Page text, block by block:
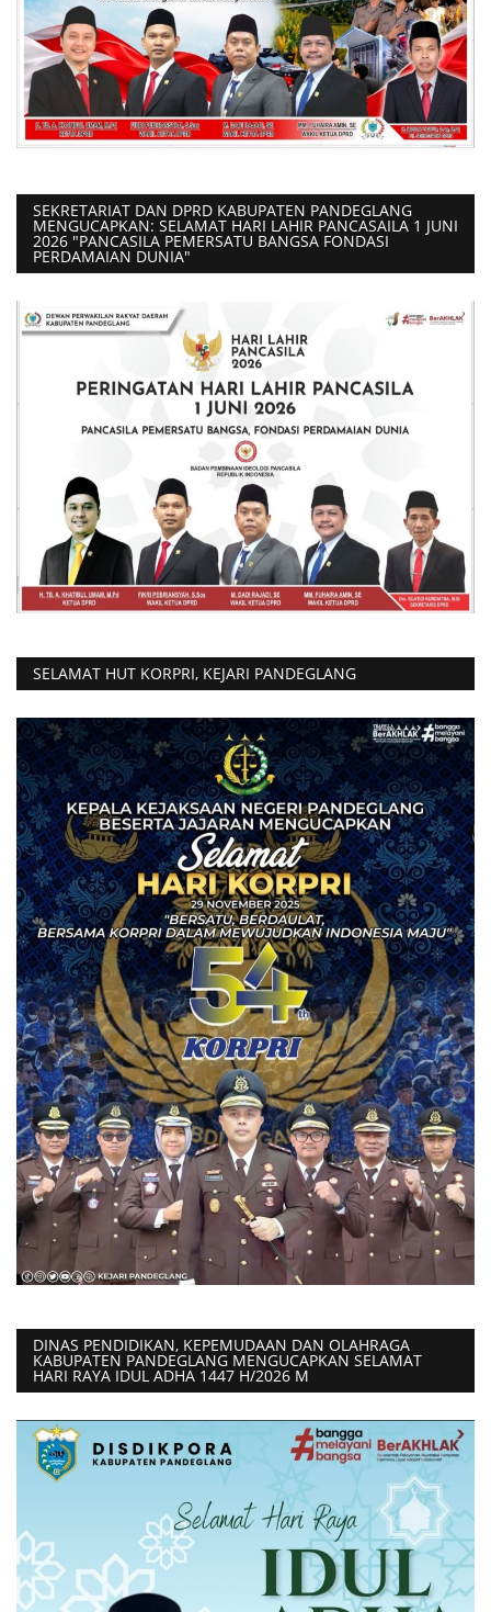
SEKRETARIAT DAN DPRD KABUPATEN PANDEGLANG
MENGUCAPKAN: SELAMAT HARI LAHIR PANCASAILA 1 JUNI
2026 "PANCASILA PEMERSATU BANGSA FONDASI
PERDAMAIAN DUNIA"
SELAMAT HUT KORPRI, KEJARI PANDEGLANG
DINAS PENDIDIKAN, KEPEMUDAAN DAN OLAHRAGA
KABUPATEN PANDEGLANG MENGUCAPKAN SELAMAT
HARI RAYA IDUL ADHA 1447 H/2026 M